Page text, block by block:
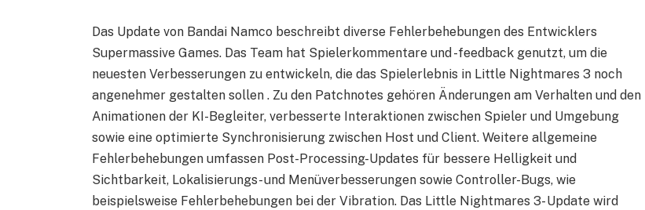
Das Update von Bandai Namco beschreibt diverse Fehlerbehebungen des Entwicklers
Supermassive Games. Das Team hat Spielerkommentare und -feedback genutzt, um die
neuesten Verbesserungen zu entwickeln, die das Spielerlebnis in Little Nightmares 3 noch
angenehmer gestalten sollen . Zu den Patchnotes gehören Änderungen am Verhalten und den
Animationen der KI-Begleiter, verbesserte Interaktionen zwischen Spieler und Umgebung
sowie eine optimierte Synchronisierung zwischen Host und Client. Weitere allgemeine
Fehlerbehebungen umfassen Post-Processing-Updates für bessere Helligkeit und
Sichtbarkeit, Lokalisierungs- und Menüverbesserungen sowie Controller-Bugs, wie
beispielsweise Fehlerbehebungen bei der Vibration. Das Little Nightmares 3- Update wird